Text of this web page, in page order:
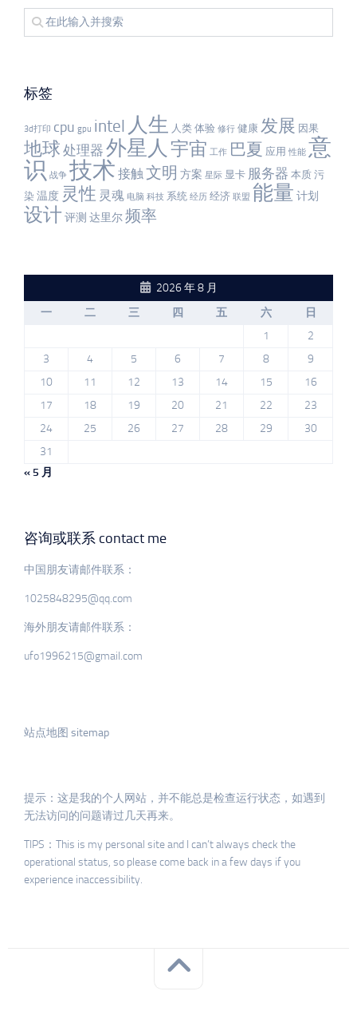
标签
3d打印 cpu gpu intel 人生 人类 体验 修行 健康 发展 因果
地球 处理器 外星人 宇宙 工作 巴夏 应用 性能 意
识 战争 技术 接触文明 方案 星际 显卡 服务器 本质 污
染 温度 灵性 灵魂 电脑 科技 系统 经历 经济 联盟 能量 计划
设计评测 达里尔频率
2026 年 8 月
一
二 三 四 五 六
日
1
2
3
4 5 6 7 8
9
10
11 12 13 14 15
16
17
18 19 20 21 22
23
24
25 26 27 28 29
30
31
« 5 月
咨询或联系 contact me
中国朋友请邮件联系：
1025848295@qq.com
海外朋友请邮件联系：
ufo1996215@gmail.com
站点地图 sitemap
提示：这是我的个人网站，并不能总是检查运行状态，如遇到
无法访问的问题请过几天再来。
TIPS：This is my personal site and I can’t always check the
operational status, so please come back in a few days if you
experience inaccessibility.